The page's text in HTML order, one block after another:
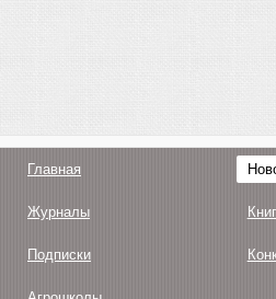
Главная
Журналы
Подписки